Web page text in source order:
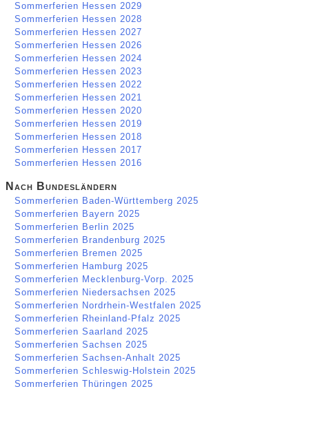
Sommerferien Hessen 2029
Sommerferien Hessen 2028
Sommerferien Hessen 2027
Sommerferien Hessen 2026
Sommerferien Hessen 2024
Sommerferien Hessen 2023
Sommerferien Hessen 2022
Sommerferien Hessen 2021
Sommerferien Hessen 2020
Sommerferien Hessen 2019
Sommerferien Hessen 2018
Sommerferien Hessen 2017
Sommerferien Hessen 2016
Nach Bundesländern
Sommerferien Baden-Württemberg 2025
Sommerferien Bayern 2025
Sommerferien Berlin 2025
Sommerferien Brandenburg 2025
Sommerferien Bremen 2025
Sommerferien Hamburg 2025
Sommerferien Mecklenburg-Vorp. 2025
Sommerferien Niedersachsen 2025
Sommerferien Nordrhein-Westfalen 2025
Sommerferien Rheinland-Pfalz 2025
Sommerferien Saarland 2025
Sommerferien Sachsen 2025
Sommerferien Sachsen-Anhalt 2025
Sommerferien Schleswig-Holstein 2025
Sommerferien Thüringen 2025